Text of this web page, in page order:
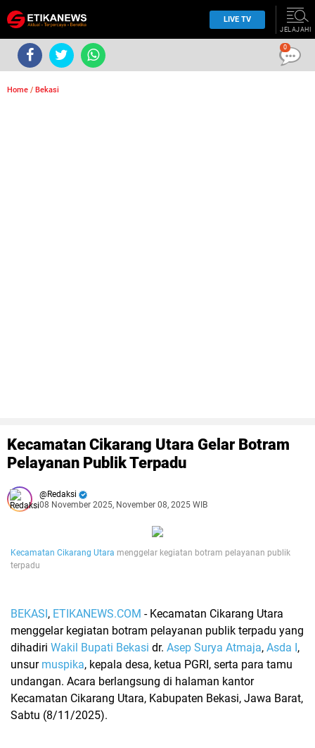
LIVE TV
JELAJAHI
Home / Bekasi
Kecamatan Cikarang Utara Gelar Botram
Pelayanan Publik Terpadu
Redaksi
08 November 2025, November 08, 2025 WIB
Kecamatan Cikarang Utara menggelar kegiatan botram pelayanan publik
terpadu
BEKASI, ETIKANEWS.COM - Kecamatan Cikarang Utara
menggelar kegiatan botram pelayanan publik terpadu yang
dihadiri Wakil Bupati Bekasi dr. Asep Surya Atmaja, Asda I,
unsur muspika, kepala desa, ketua PGRI, serta para tamu
undangan. Acara berlangsung di halaman kantor
Kecamatan Cikarang Utara, Kabupaten Bekasi, Jawa Barat,
Sabtu (8/11/2025).
0